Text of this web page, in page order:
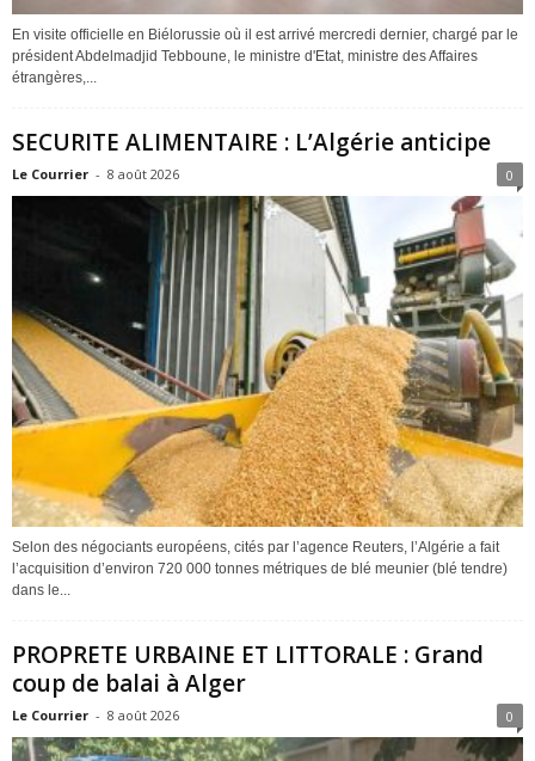
En visite officielle en Biélorussie où il est arrivé mercredi dernier, chargé par le
président Abdelmadjid Tebboune, le ministre d'Etat, ministre des Affaires
étrangères,...
SECURITE ALIMENTAIRE : L’Algérie anticipe
Le Courrier - 8 août 2026 0
Selon des négociants européens, cités par l’agence Reuters, l’Algérie a fait
l’acquisition d’environ 720 000 tonnes métriques de blé meunier (blé tendre)
dans le...
PROPRETE URBAINE ET LITTORALE : Grand
coup de balai à Alger
Le Courrier - 8 août 2026 0